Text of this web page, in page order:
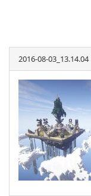
2016-08-03_13.14.04